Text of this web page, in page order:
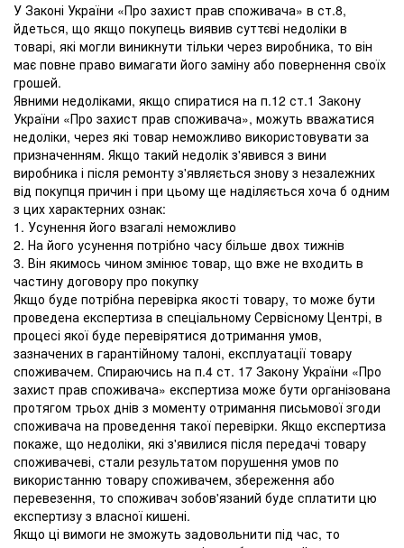
У Законі України «Про захист прав споживача» в ст.8,
йдеться, що якщо покупець виявив суттєві недоліки в
товарі, які могли виникнути тільки через виробника, то він
має повне право вимагати його заміну або повернення своїх
грошей.
Явними недоліками, якщо спиратися на п.12 ст.1 Закону
України «Про захист прав споживача», можуть вважатися
недоліки, через які товар неможливо використовувати за
призначенням. Якщо такий недолік з'явився з вини
виробника і після ремонту з'являється знову з незалежних
від покупця причин і при цьому ще наділяється хоча б одним
з цих характерних ознак:
1. Усунення його взагалі неможливо
2. На його усунення потрібно часу більше двох тижнів
3. Він якимось чином змінює товар, що вже не входить в
частину договору про покупку
Якщо буде потрібна перевірка якості товару, то може бути
проведена експертиза в спеціальному Сервісному Центрі, в
процесі якої буде перевірятися дотримання умов,
зазначених в гарантійному талоні, експлуатації товару
споживачем. Спираючись на п.4 ст. 17 Закону України «Про
захист прав споживача» експертиза може бути організована
протягом трьох днів з моменту отримання письмової згоди
споживача на проведення такої перевірки. Якщо експертиза
покаже, що недоліки, які з'явилися після передачі товару
споживачеві, стали результатом порушення умов по
використанню товару споживачем, збереження або
перевезення, то споживач зобов'язаний буде сплатити цю
експертизу з власної кишені.
Якщо ці вимоги не зможуть задовольнити під час, то